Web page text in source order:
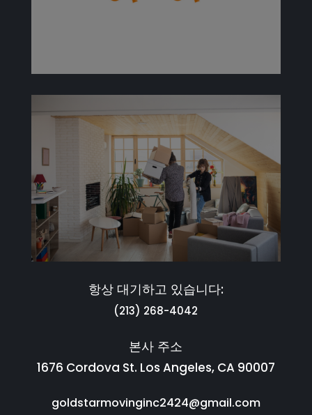
항상 대기하고 있습니다:
(213) 268-4042
본사 주소
1676 Cordova St. Los Angeles, CA 90007
goldstarmovinginc2424@gmail.com